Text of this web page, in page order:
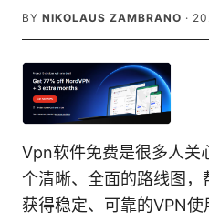
BY NIKOLAUS ZAMBRANO ·
Vpn软件免费是很多人关
个清晰、全面的路线图
获得稳定、可靠的VPN